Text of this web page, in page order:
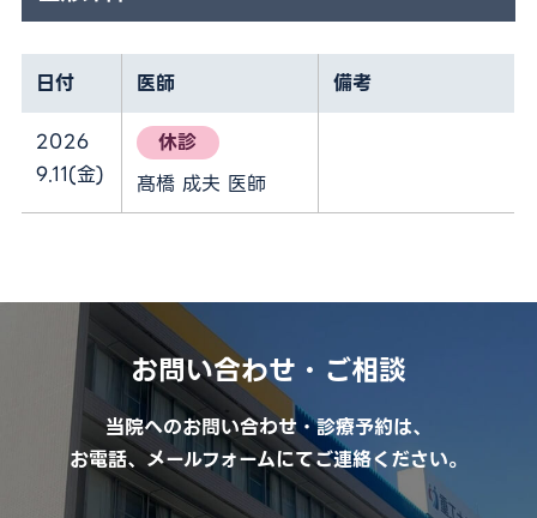
アクセス・院内MAP
お知らせ
採用情報 医療関係者の方
お問い合わせ
予約キャンセル・変更
日付 医師
備考
2026
9.11(金)
休診
髙橋 成夫 医師
お問い合わせ・ご相談
当院へのお問い合わせ・診療予約は、
お電話、メールフォームにてご連絡ください。